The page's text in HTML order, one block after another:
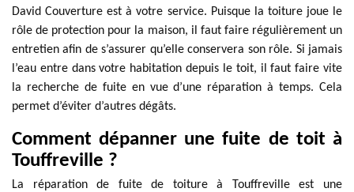
David Couverture est à votre service. Puisque la toiture joue le
rôle de protection pour la maison, il faut faire régulièrement un
entretien afin de s’assurer qu’elle conservera son rôle. Si jamais
l’eau entre dans votre habitation depuis le toit, il faut faire vite
la recherche de fuite en vue d’une réparation à temps. Cela
permet d’éviter d’autres dégâts.
Comment dépanner une fuite de toit à
Touffreville ?
La réparation de fuite de toiture à Touffreville est une